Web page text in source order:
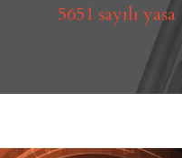
5651 sayılı yasa